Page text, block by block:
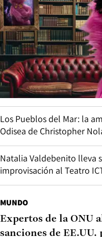
Los Pueblos del Mar: la
Odisea de Christopher
Natalia Valdebenito lleva
improvisación al Teatro
MUNDO
Expertos de la ONU
sanciones de